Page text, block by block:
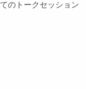
のトークセッション